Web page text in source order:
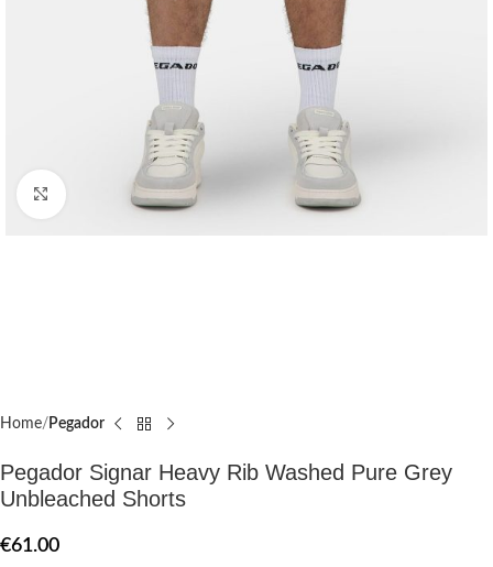
Click to enlarge
Home Pegador​
Pegador Signar Heavy Rib Washed Pure Grey
Unbleached Shorts
€61.00